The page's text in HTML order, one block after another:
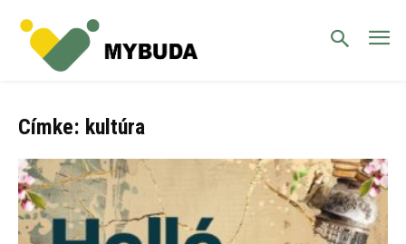
Címke: kultúra